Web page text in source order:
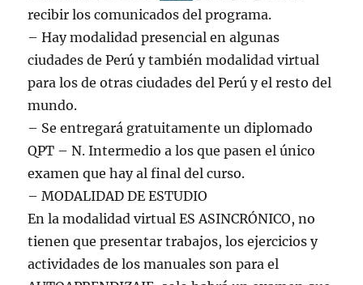
recibir los comunicados del programa.
– Hay modalidad presencial en algunas
ciudades de Perú y también modalidad virtual
para los de otras ciudades del Perú y el resto del
mundo.
– Se entregará gratuitamente un diplomado
QPT – N. Intermedio a los que pasen el único
examen que hay al final del curso.
– MODALIDAD DE ESTUDIO
En la modalidad virtual ES ASINCRÓNICO, no
tienen que presentar trabajos, los ejercicios y
actividades de los manuales son para el